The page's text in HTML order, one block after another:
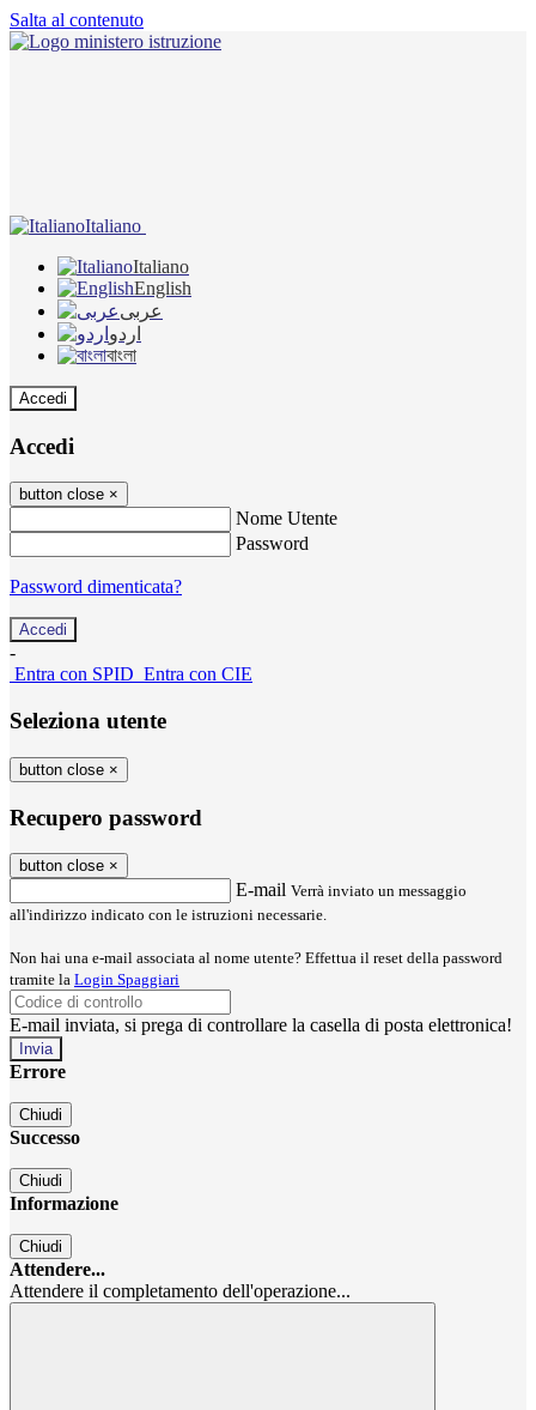
Salta al contenuto
Italiano
Italiano
English
عربى
اردو
বাংলা
Accedi
Accedi
button close ×
Nome Utente
Password
Password dimenticata?
-
Entra con SPID Entra con CIE
Seleziona utente
button close ×
Recupero password
button close ×
E-mail Verrà inviato un messaggio
all'indirizzo indicato con le istruzioni necessarie.
Non hai una e-mail associata al nome utente? Effettua il reset della password
tramite la Login Spaggiari
E-mail inviata, si prega di controllare la casella di posta elettronica!
Errore
Chiudi
Successo
Chiudi
Informazione
Chiudi
Attendere...
Attendere il completamento dell'operazione...